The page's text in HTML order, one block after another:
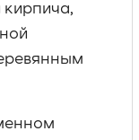
кирпича,